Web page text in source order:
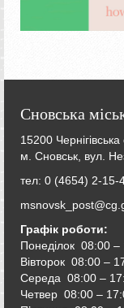
Сновська
15200
м. Сновськ, вул.
тел: 0 (4654) 2-15-
Графік роботи:
Понеділок 08:00 –
Вівторок 08:00 –
Середа 08:00 –
Четвер 08:00 –